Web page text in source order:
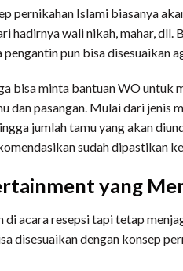
pernikahan Islami biasanya
hadirnya wali nikah, mahar,
pun bisa disesuaikan
bisa minta bantuan WO
dan pasangan. Mulai dari jenis
jumlah tamu yang akan
sudah dipastikan
yang
acara resepsi tapi tetap
disesuaikan dengan konsep